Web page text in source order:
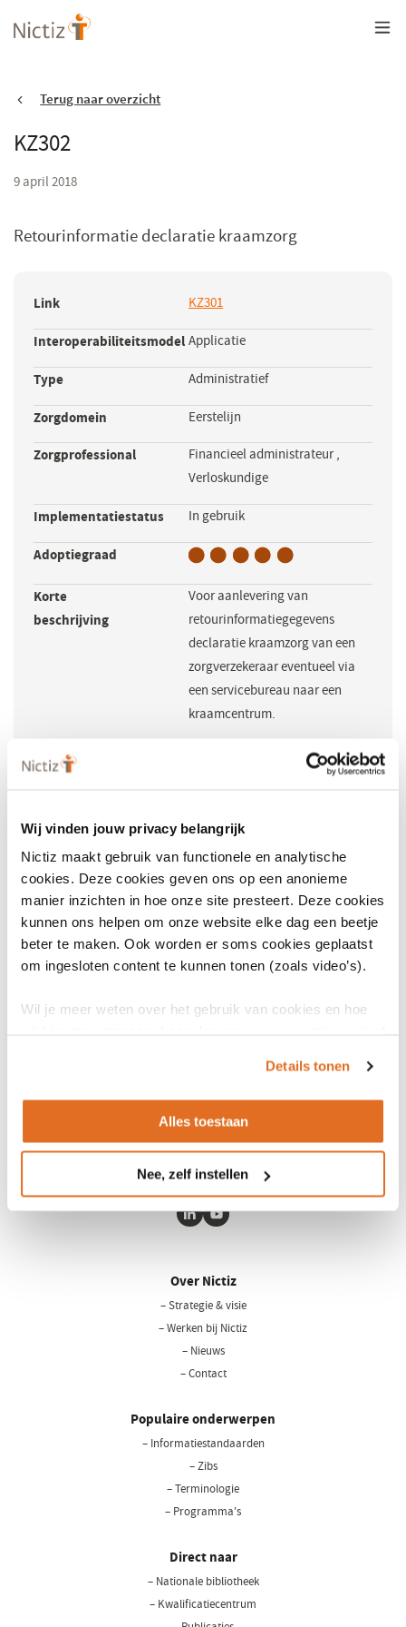
Wij vinden jouw privacy belangrijk
Nictiz maakt gebruik van functionele en analytische
cookies. Deze cookies geven ons op een anonieme
manier inzichten in hoe onze site presteert. Deze cookies
kunnen ons helpen om onze website elke dag een beetje
beter te maken. Ook worden er soms cookies geplaatst
om ingesloten content te kunnen tonen (zoals video’s).
Wil je meer weten over het gebruik van cookies en hoe
Details tonen
Alles toestaan
Nee, zelf instellen
Overslaan
en
gaanTerug naar overzicht
KZ302
9 april 2018
Retourinformatie declaratie kraamzorg
Link KZ301
in
een
nieuw
Interoperabiliteitsmodel Applicatie
Type Administratief
Zorgdomein Eerstelijn
Zorgprofessional Financieel administrateur ,
Verloskundige
Implementatiestatus In gebruik
Adoptiegraad
Korte
beschrijving
Voor aanlevering van
retourinformatiegegevens
declaratie kraamzorg van een
zorgverzekeraar eventueel via
een servicebureau naar een
kraamcentrum.
Maakt gebruik
van de volgende
Browser KZ302 Browser
in
een
nieuw
venster)
Licentie nodig Nee
Specificatie KZ302 Specificatiedocument(opent
in
en functioneel beheerd door
LinkedInYoutube
Over Nictiz
– Strategie & visie
– Werken bij Nictiz
– Nieuws
– Contact
Populaire onderwerpen
– Informatiestandaarden
– Zibs
– Terminologie
– Programma's
Direct naar
– Nationale bibliotheek(opent
– Kwalificatiecentrum